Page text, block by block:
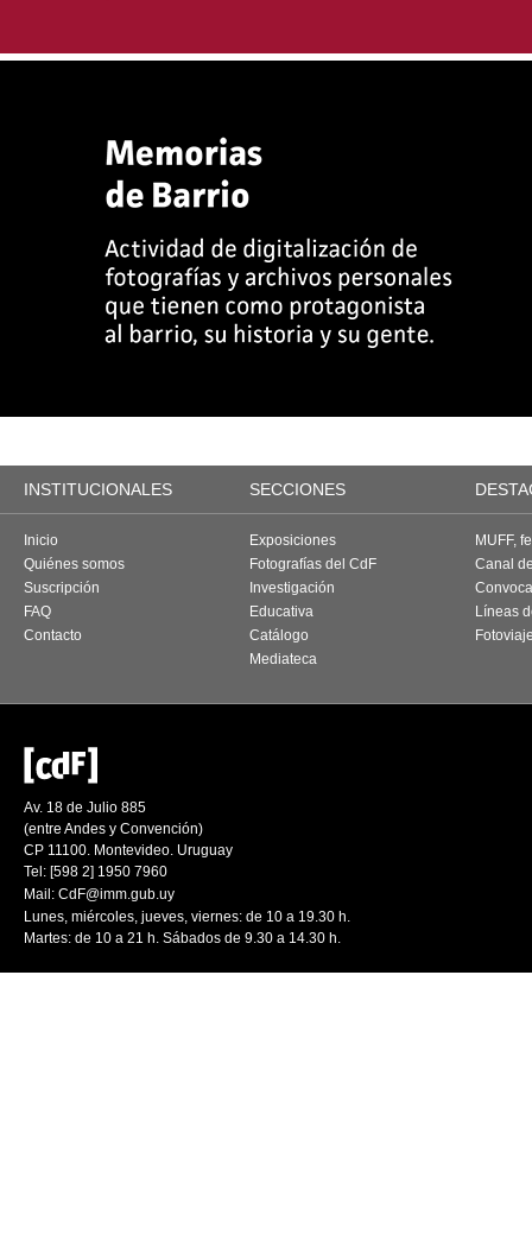
INSTITUCIONALES SECCIONES
Inicio
Quiénes somos
Suscripción
FAQ
Contacto
Exposiciones
Fotografías del CdF
Investigación
Educativa
Catálogo
Mediateca
MUFF,
Canal
Líneas
Av. 18 de Julio 885
(entre Andes y Convención)
CP 11100. Montevideo. Uruguay
Tel: [598 2] 1950 7960
Mail: CdF@imm.gub.uy
Lunes, miércoles, jueves, viernes: de 10 a 19.30 h.
Martes: de 10 a 21 h. Sábados de 9.30 a 14.30 h.